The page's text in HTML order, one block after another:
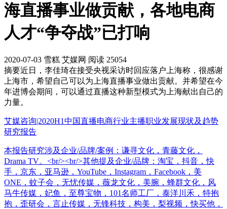
海直播事业做贡献，各地电商
人才“争夺战”已打响
2020-07-03 雪糕 艾媒网 阅读 25054
摘要近日，李佳琦在接受央视采访时回应落户上海称，很感谢
上海市，希望自己可以为上海直播事业做出贡献。并希望在今
年进博会期间，可以通过直播这种新型模式为上海献出自己的
力量。
艾媒咨询|2020H1中国直播电商行业主播职业发展现状及趋势
研究报告
本报告研究涉及企业/品牌/案例：谦寻文化，青藤文化，
Drama TV。<br/><br/>其他提及企业/品牌：淘宝，抖音，快
手，京东，亚马逊，YouTube，Instagram，Facebook，美
ONE，蚊子会，无忧传媒，薇龙文化，美腕，蜂群文化，风
马牛传媒，妃鱼，至尊宝物，101名师工厂，泰洋川禾，特抱
抱，歪研会，言止传媒，无锋科技，构美，梨视频，快买他，